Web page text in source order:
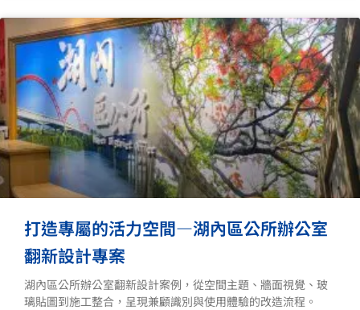
打造專屬的活力空間—湖內區公所辦公室
翻新設計專案
湖內區公所辦公室翻新設計案例，從空間主題、牆面視覺、玻
璃貼圖到施工整合，呈現兼顧識別與使用體驗的改造流程。